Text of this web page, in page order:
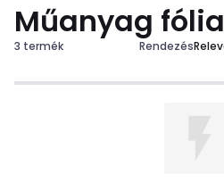
Műanyag fólia
3 termék Rendezés